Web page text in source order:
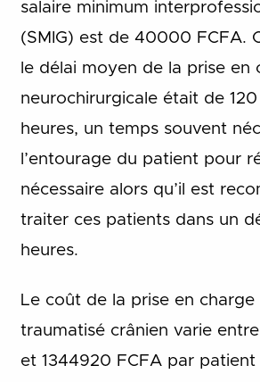
salaire minimum
(SMIG) est de 40000 FCFA.
le délai moyen de la prise en
neurochirurgicale était de 120
heures, un temps souvent
l’entourage du patient pour
nécessaire alors qu’il est
traiter ces patients dans un
heures.
Le coût de la prise en charge
traumatisé crânien varie
et 1344920 FCFA par patient